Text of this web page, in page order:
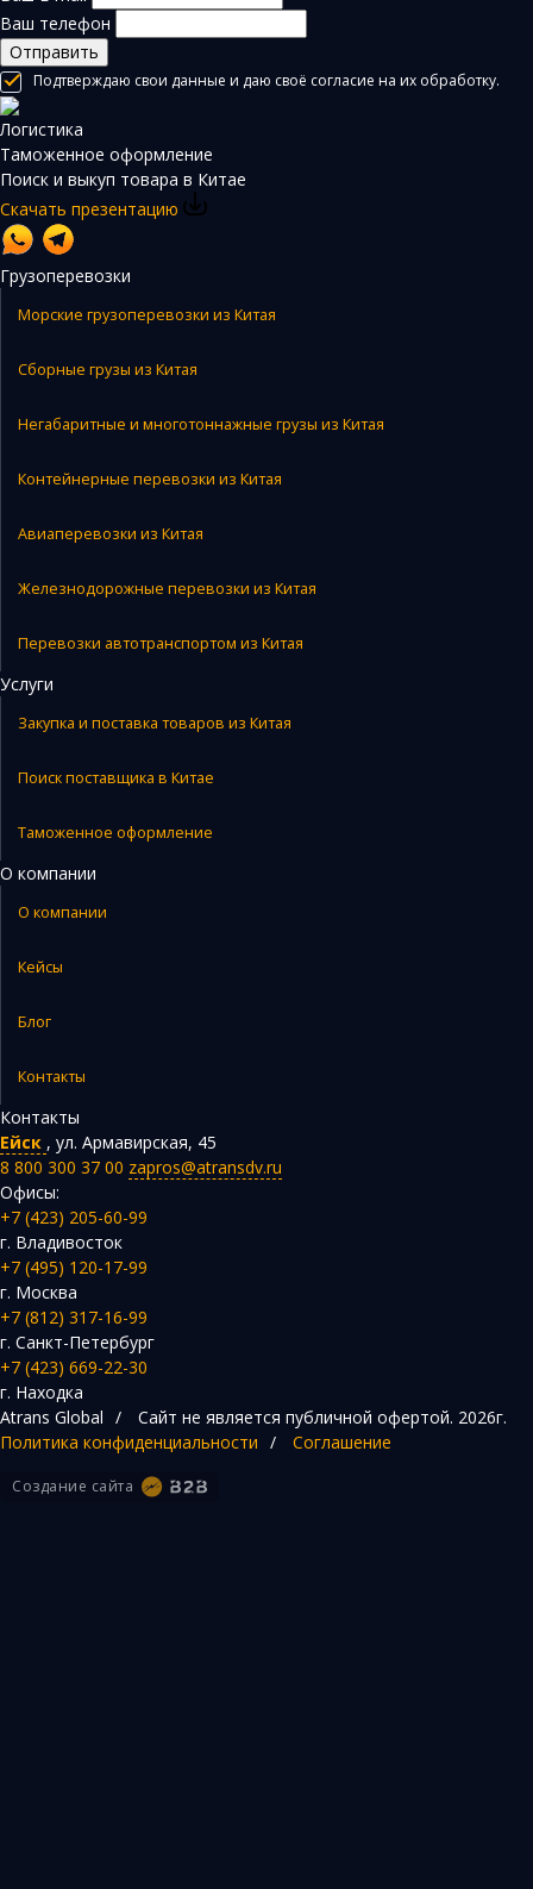
Ваш телефон
Отправить
Подтверждаю свои данные и даю своё согласие на их обработку.
Логистика
Таможенное оформление
Поиск и выкуп товара в Китае
Скачать презентацию
Грузоперевозки
Морские грузоперевозки из Китая
Сборные грузы из Китая
Негабаритные и многотоннажные грузы из Китая
Контейнерные перевозки из Китая
Авиаперевозки из Китая
Железнодорожные перевозки из Китая
Перевозки автотранспортом из Китая
Услуги
Закупка и поставка товаров из Китая
Поиск поставщика в Китае
Таможенное оформление
О компании
О компании
Кейсы
Блог
Контакты
Контакты
Ейск , ул. Армавирская, 45
8 800 300 37 00 zapros@atransdv.ru
Офисы:
+7 (423) 205-60-99
г. Владивосток
+7 (495) 120-17-99
г. Москва
+7 (812) 317-16-99
г. Санкт-Петербург
+7 (423) 669-22-30
г. Находка
Atrans Global / Сайт не является публичной офертой. 2026г.
Политика конфиденциальности / Соглашение
Создание сайта